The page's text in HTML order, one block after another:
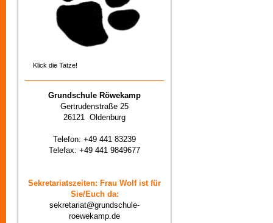
Klick die Tatze!
Grundschule Röwekamp
Gertrudenstraße 25
26121 Oldenburg
Telefon: +49 441 83239
Telefax: +49 441 9849677
Sekretariatszeiten: Frau Wolf ist für
Sie/Euch da:
sekretariat@grundschule-
roewekamp.de